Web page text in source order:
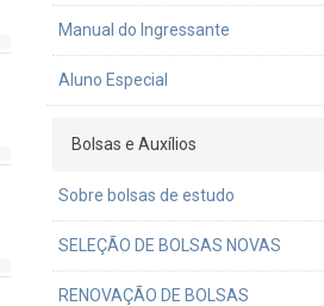
Manual do Ingressante
Aluno Especial
Bolsas e Auxílios
Sobre bolsas de estudo
SELEÇÃO DE BOLSAS NOVAS
RENOVAÇÃO DE BOLSAS